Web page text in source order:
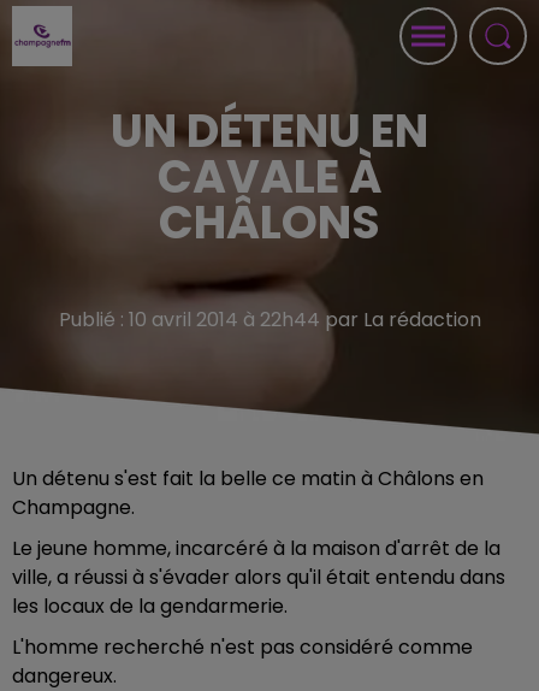
UN DÉTENU EN
CAVALE À
CHÂLONS
Publié : 10 avril 2014 à 22h44 par La rédaction
Un détenu s'est fait la belle ce matin à Châlons en
Champagne.
Le jeune homme, incarcéré à la maison d'arrêt de la
ville, a réussi à s'évader alors qu'il était entendu dans
les locaux de la gendarmerie.
L'homme recherché n'est pas considéré comme
dangereux.